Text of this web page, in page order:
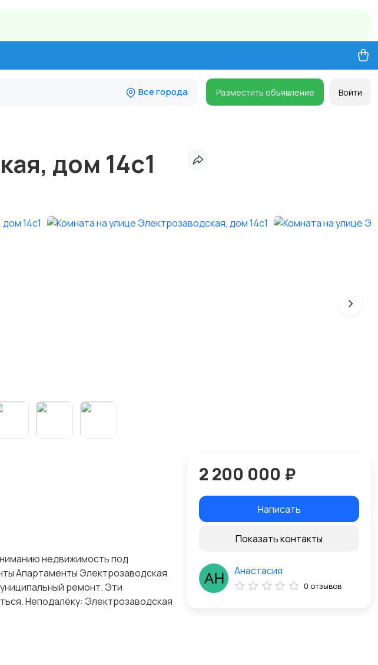
Все города Разместить объявление Войти
дом 14с1
недвижимость под
Апартаменты Электрозаводская
ремонт. Эти
Неподалёку: Электрозаводская
2 200 000 ₽
Написать
Показать контакты
Анастасия
0 отзывов